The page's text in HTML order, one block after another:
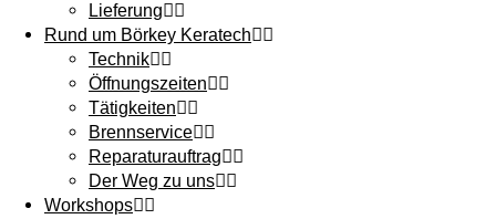
Lieferung
Rund um Börkey Keratech
Technik
Öffnungszeiten
Tätigkeiten
Brennservice
Reparaturauftrag
Der Weg zu uns
Workshops